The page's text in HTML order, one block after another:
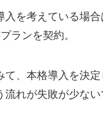
入を考えている場
ランを契約。
て、本格導入を決
れが失敗が少ない